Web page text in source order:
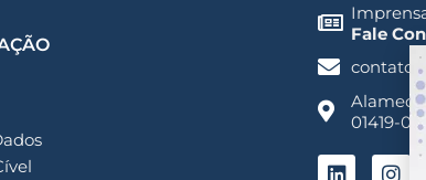
Fale
Alameda
01419-